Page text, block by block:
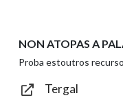
Texto de verificación
NON ATOPAS A
Proba estoutros
Tergal